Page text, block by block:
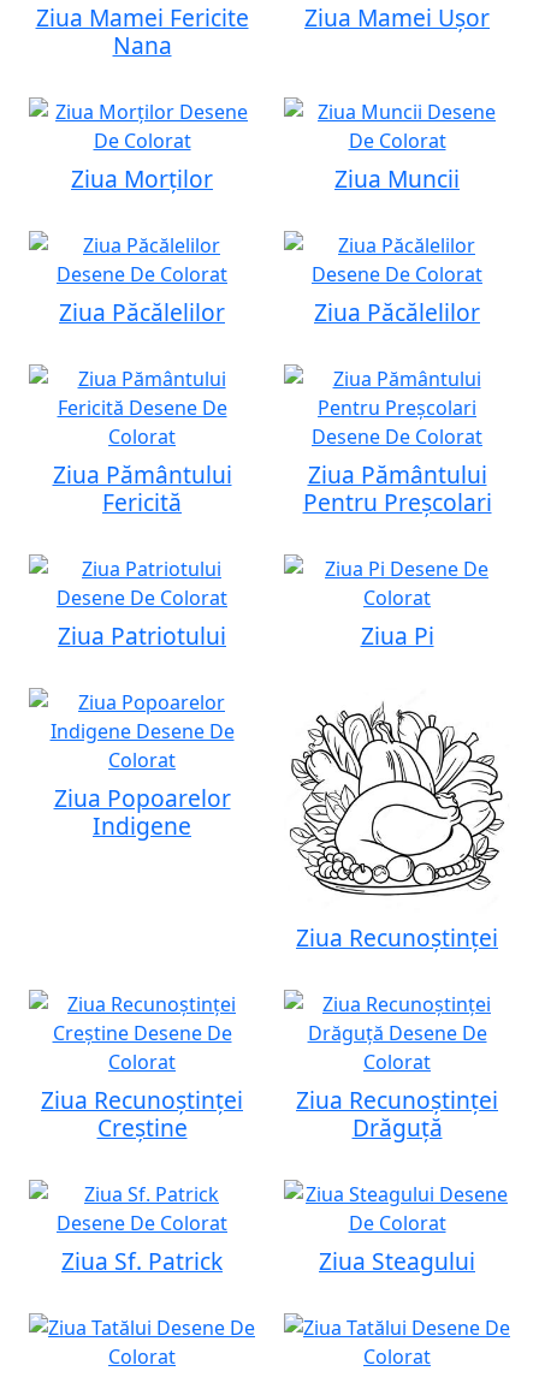
Ziua Mamei Fericite
Nana
Ziua Mamei Ușor
Ziua Morților Ziua Muncii
Ziua Păcălelilor Ziua Păcălelilor
Ziua Pământului
Fericită
Ziua Pământului
Pentru Preșcolari
Ziua Patriotului Ziua Pi
Ziua Popoarelor
Indigene
Ziua Recunoștinței
Ziua Recunoștinței
Creștine
Ziua Recunoștinței
Drăguță
Ziua Sf. Patrick Ziua Steagului